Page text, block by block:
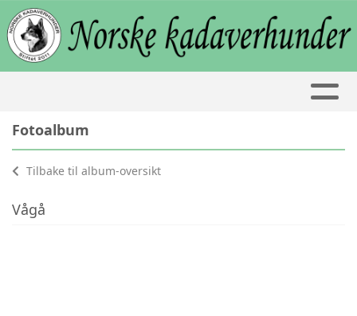
Fotoalbum
Tilbake til album-oversikt
Vågå